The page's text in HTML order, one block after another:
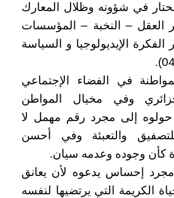
في شؤونه وظلال المعارك
العقل – النخبة – المؤسسات
الفكرة الإيديولوجيا و السياسة
في الفضاء الإجتماعي
وفي مخيال المواطن
حولوه إلى مجرد رقم مهمل لا
والتعبئة وفي أحسن
كأن وجوده وعدمه سيان.
مجرد إحساس يدعوه لأن يعانق
الكريمة التي يرتضيها لنفسه